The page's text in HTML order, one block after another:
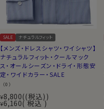
SALE ナチュラルフィット
【メンズ・ドレスシャツ・ワイシャツ】
ナチュラルフィット・クールマック
ス・オールシーズン・ドライ・形態安
定・ワイドカラー・SALE
（0）
¥8,800 (税込)
¥6,160 税込